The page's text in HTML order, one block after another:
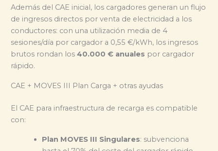
Además del CAE inicial, los cargadores generan un flujo
de ingresos directos por venta de electricidad a los
conductores: con una utilización media de 4
sesiones/día por cargador a 0,55 €/kWh, los ingresos
brutos rondan los40.000 € anuales por cargador
rápido.
CAE + MOVES III Plan Carga + otras ayudas
El CAE para infraestructura de recarga es compatible
con:
Plan MOVES III Singulares: subvenciona